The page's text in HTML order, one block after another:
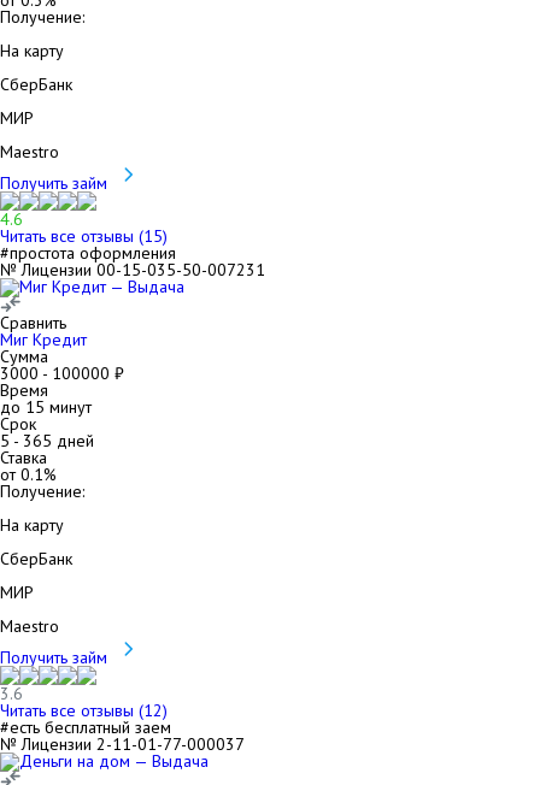
Получение:
На карту
СберБанк
МИР
Maestro
Получить займ
4.6
Читать все отзывы (15)
#простота оформления
№ Лицензии 00-15-035-50-007231
Сравнить
Миг Кредит
Сумма
3000 - 100000 ₽
Время
до 15 минут
Срок
5- 365 дней
Ставка
от0.1%
Получение:
На карту
СберБанк
МИР
Maestro
Получить займ
3.6
Читать все отзывы (12)
#есть бесплатный заем
№ Лицензии 2-11-01-77-000037